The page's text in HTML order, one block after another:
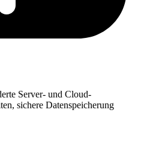
Server- und Cloud-
sichere Datenspeicherung